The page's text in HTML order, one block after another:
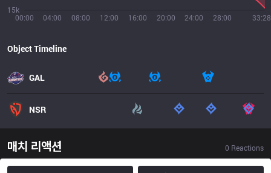
00:00 04:00 08:00 12:00 16:00 20:00 24:00 28:00 33:28
15k
Object Timeline
GAL
NSR
매치 리액션 0 Reactions